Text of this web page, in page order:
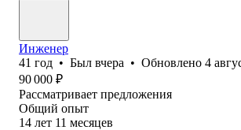
Инженер
41 год • Был вчера • Обновлено 4
90 000 ₽
Рассматривает предложения
Общий опыт
14 лет 11 месяцев